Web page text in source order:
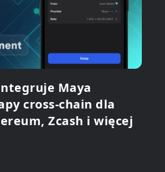
Maya
cross-chain dla
Zcash i więcej